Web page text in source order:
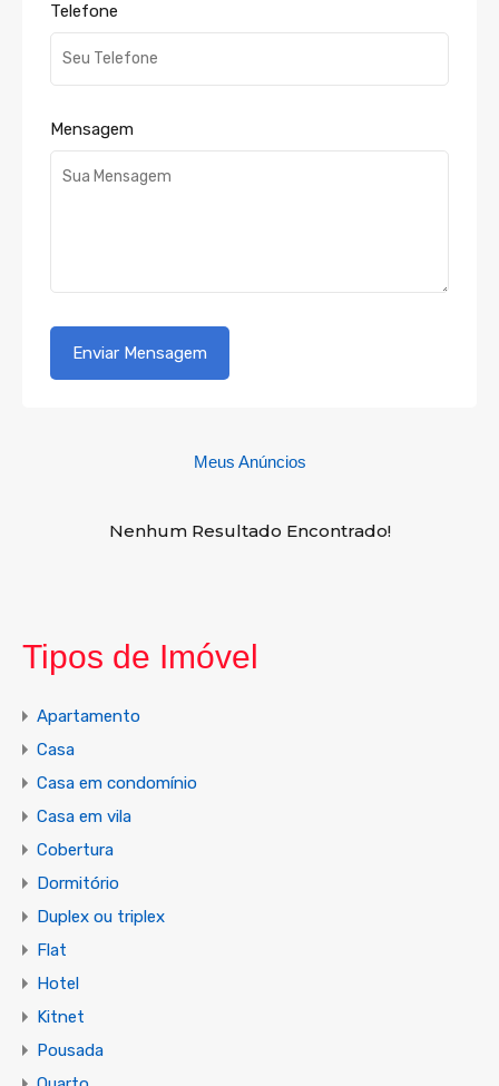
Telefone
Mensagem
Meus Anúncios
Nenhum Resultado Encontrado!
Tipos de Imóvel
Apartamento
Casa
Casa em condomínio
Casa em vila
Cobertura
Dormitório
Duplex ou triplex
Flat
Hotel
Kitnet
Pousada